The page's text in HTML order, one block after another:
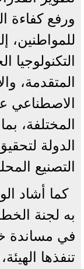
ورفع كفاءة
للمواطنين،
التكنولوجيا
المتقدمة،
الاصطناعي
المختلفة،
الدولة
التصنيع
كما أشاد
به لجنة
في مساندة
تنفذها